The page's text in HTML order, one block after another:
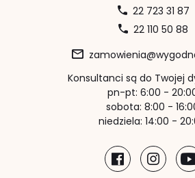
22 723 31 87
22 110 50 88
Konsultanci są do Twojej
pn-pt: 6:00 -
sobota: 8:00 -
niedziela: 14:00 -